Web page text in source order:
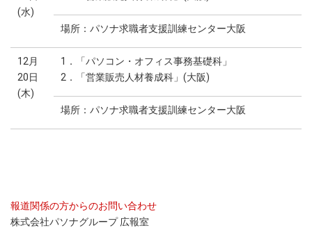
(水)
場所：パソナ求職者支援訓練センター大阪
12月
20日
(木)
1．「パソコン・オフィス事務基礎科」
2．「営業販売人材養成科」(大阪)
場所：パソナ求職者支援訓練センター大阪
報道関係の方からのお問い合わせ
株式会社パソナグループ 広報室